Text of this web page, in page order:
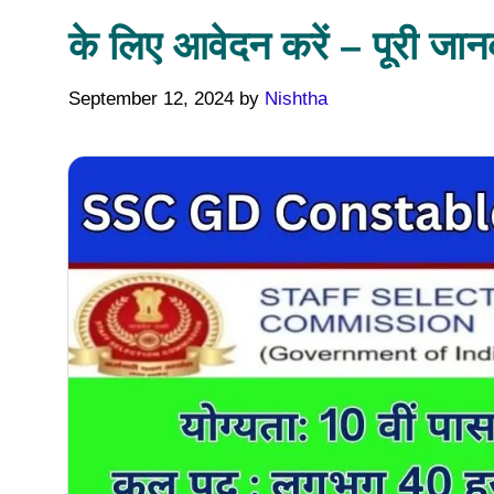
के लिए आवेदन करें – पूरी
September 12, 2024 by Nishtha